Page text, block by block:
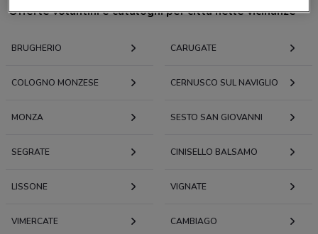
P.Za Cesare Battisti, 22
0.2557348503340659
Via Alcide De Gasperi, 22 Brugherio
Via Manin, 50
Offerte volantini e cataloghi per città nelle vicinanze
BRUGHERIO CARUGATE
COLOGNO MONZESE CERNUSCO SUL NAVIGLIO
MONZA SESTO SAN GIOVANNI
SEGRATE CINISELLO BALSAMO
LISSONE VIGNATE
VIMERCATE CAMBIAGO